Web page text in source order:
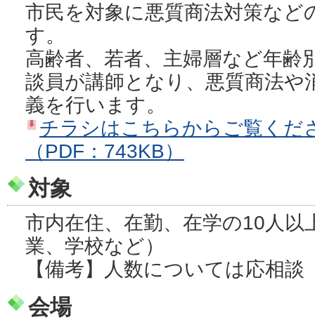
市民を対象に悪質商法対策な
す。
高齢者、若者、主婦層など年齢
談員が講師となり、悪質商法や
義を行います。
チラシはこちらからご覧くだ
（PDF：743KB）
対象
市内在住、在勤、在学の10人以
業、学校など）
【備考】人数については応相談
会場